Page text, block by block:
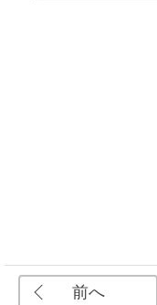
前へ